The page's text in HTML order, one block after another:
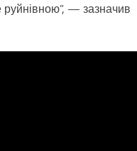
— зазначив